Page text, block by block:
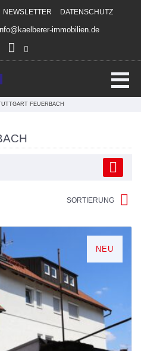
NEWSLETTER DATENSCHUTZ
immobilien.de
FEUERBACH
SORTIERUNG
NEU